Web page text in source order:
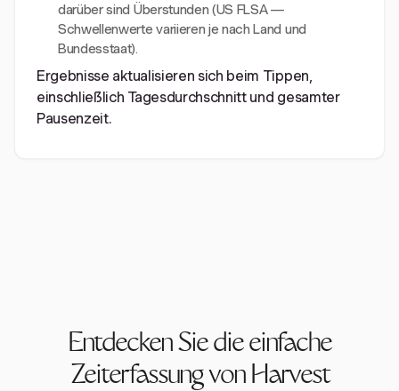
darüber sind Überstunden (US FLSA —
Schwellenwerte variieren je nach Land und
Bundesstaat).
Ergebnisse aktualisieren sich beim Tippen,
einschließlich Tagesdurchschnitt und gesamter
Pausenzeit.
Entdecken Sie die einfache
Zeiterfassung von Harvest